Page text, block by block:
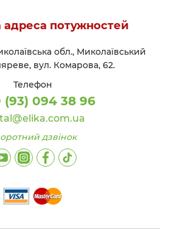
потужностей
обл., Миколаївський
вул. Комарова, 62.
Телефон
(93) 094 38 96
дзвінок